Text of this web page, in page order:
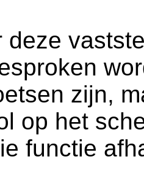
deze
zijn,
op het
functie